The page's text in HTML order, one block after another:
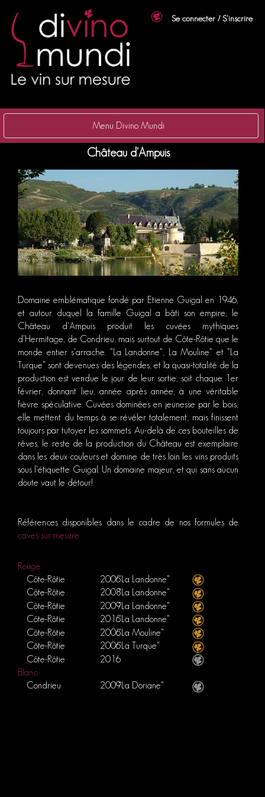
Se connecter / S'inscrire
Menu Divino Mundi
Château d'Ampuis
Domaine emblématique fondé par Etienne Guigal en 1946,
et autour duquel la famille Guigal a bâti son empire, le
Château d'Ampuis produit les cuvées mythiques
d'Hermitage, de Condrieu, mais surtout de Côte-Rôtie que le
monde entier s'arrache. "La Landonne", La Mouline" et "La
Turque" sont devenues des légendes, et la quasi-totalité de la
production est vendue le jour de leur sortie, soit chaque 1er
février, donnant lieu, année après année, à une véritable
fièvre spéculative. Cuvées dominées en jeunesse par le bois,
elle mettent du temps à se révéler totalement, mais finissent
toujours par tutoyer les sommets. Au-delà de ces bouteilles de
rêves, le reste de la production du Château est exemplaire
dans les deux couleurs et domine de très loin les vins produits
sous l'étiquette Guigal. Un domaine majeur, et qui sans aucun
doute vaut le détour!
Références disponibles dans le cadre de nos formules de
caves sur mesure:
Rouge
Côte-Rôtie
2006"La Landonne"
Côte-Rôtie
2008"La Landonne"
Côte-Rôtie
2009"La Landonne"
Côte-Rôtie
2016"La Landonne"
Côte-Rôtie
2006"La Mouline"
Côte-Rôtie
2006"La Turque"
Côte-Rôtie
2016
Blanc
Condrieu
2009"La Doriane"